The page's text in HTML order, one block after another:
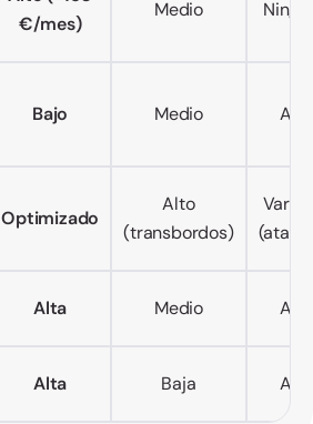
€/mes)
Medio
Bajo Medio Alto
Optimizado
Alto
(transbordos)
Alta Medio Alto
Alta Baja Alta